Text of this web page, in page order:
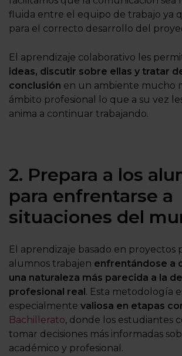
fluida entre el equipo de trabajo ya
para el correcto desarrollo del
El aprendizaje colaborativo les
ideas, discutir sobre ellas y tratar
conclusión en un ambiente mucho
ámbito profesional lo que a su vez
anima a continuar trabajando.
2. Prepara a los
para enfrentarse a
situaciones del
El aprendizaje basado en proyectos
alumnos trabajen enfrentándose a
una naturaleza más parecida a la
profesional real. Esta metodología
especialmente valiosa en etapas
Bachillerato, donde los estudiantes
tomar decisiones más informadas
académico y profesional.